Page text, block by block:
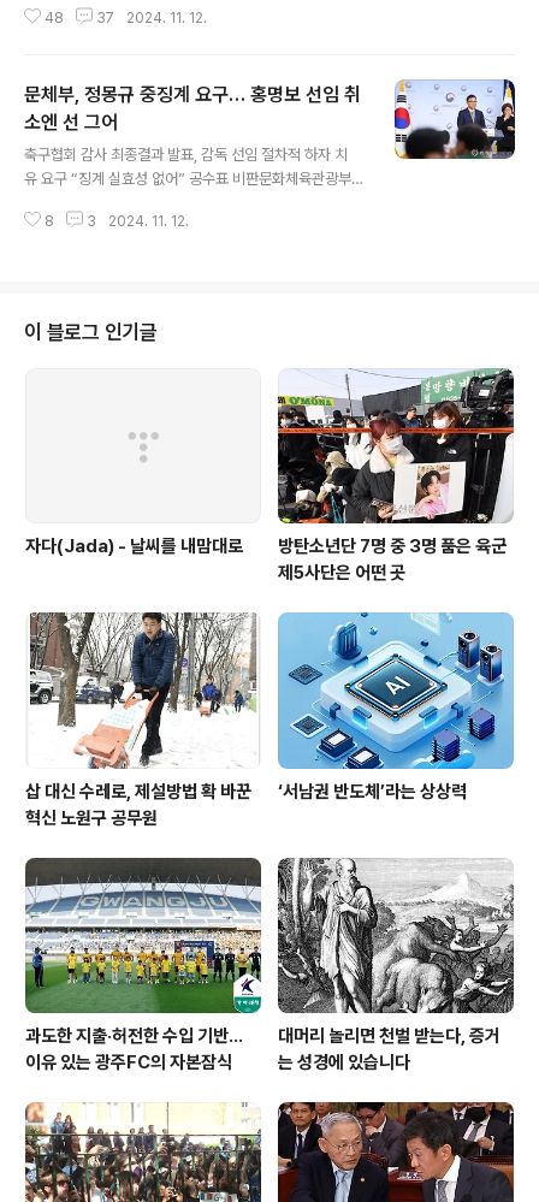
느냐’고 말했다.사실 이는 당시 일반적인 정서와 맞닿아 있
이 불거지자 시작한 감사였다. 문체부는 정 회장이 홍 감독
다. 상황을 복기해 보자. 축구협회 국가대표전력강화위원
회(전강위)는 반년에 걸친 논의 끝에 최종후보 3명을 선정
했다. 하지만 정몽규는 1순위 후보였던 홍명보를 제쳐 놓고
‘유럽 출신 2~3순위 후보를 직접 만나 협상하라’고 지시했
다. 문체부에 따르면 이게 정몽규의 부당한 지시였고, 규정
위반이다. 지난달 감사 결과 중간발표 브리핑이 끝나고 문
48 37 2024. 11. 12.
문체부, 정몽규 중징계 요구… 홍명보 선임 취
소엔 선 그어
축구협회 감사 최종결과 발표, 감독 선임 절차적 하자 치
유 요구 “징계 실효성 없어” 공수표 비판문화체육관광부
임, 제명 등 중징계를 내리라고 축구협회에 요구했다. 문체
청 등을 지적하며 정 회장과 김정배 상근부회장, 이임생 기
술총괄이사 등에게 자격정지 이상의 중징계가 필요하다
고 결론 내렸다. 최현준 문체부 감사관은 브리핑에서 “27
건의 위법·부당한 업무 처리가 있었음을 확인하고 이에 대
해 문책(징계)·시정·주의를 요구하고 합리적인 개선 방안
을 마련하도록 협회에 통보했다”고 말했다. 최 감..
8 3 2024. 11. 12.
이 블로그 인기글
자다(Jada) - 날씨를 내맘대로
방탄소년단 7명 중 3명 품은 육군
제5사단은 어떤 곳
삽 대신 수레로, 제설방법 확 바꾼
혁신 노원구 공무원
‘서남권 반도체’라는 상상력
과도한 지출·허전한 수입 기반…
이유 있는 광주FC의 자본잠식
대머리 놀리면 천벌 받는다, 증거
는 성경에 있습니다